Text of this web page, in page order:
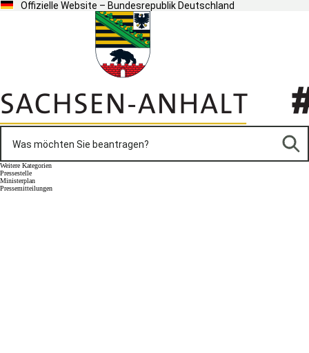
Offizielle Website – Bundesrepublik Deutschland
Weitere Kategorien
Pressestelle
Ministerplan
Pressemitteilungen